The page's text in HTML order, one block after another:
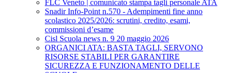
FLC Veneto | comunicato stampa tagli personale ATA
Snadir Info-Point n.570 - Adempimenti fine anno
scolastico 2025/2026: scrutini, credito, esami,
commissioni d’esame
Cisl Scuola news n. 9 20 maggio 2026
ORGANICI ATA: BASTA TAGLI, SERVONO
RISORSE STABILI PER GARANTIRE
SICUREZZA E FUNZIONAMENTO DELLE